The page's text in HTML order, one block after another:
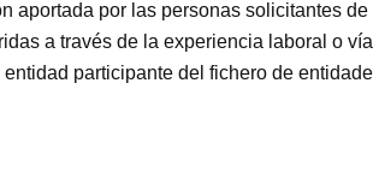
aportada por las personas solicitantes
a través de la experiencia laboral o
participante del fichero de